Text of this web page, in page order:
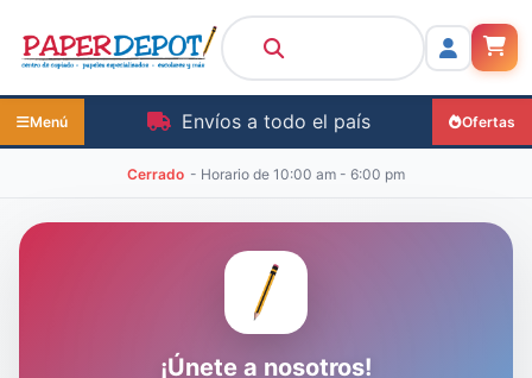
Menú Envíos a todo el país Ofertas
Cerrado - Horario de 10:00 am - 6:00 pm
¡Únete a nosotros!